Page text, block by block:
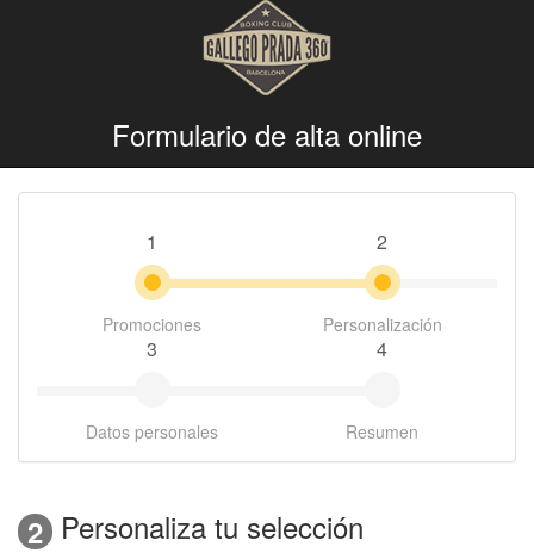
Formulario de alta online
1
Promociones
2
Personalización
3
Datos personales
4
Resumen
2 Personaliza tu selección